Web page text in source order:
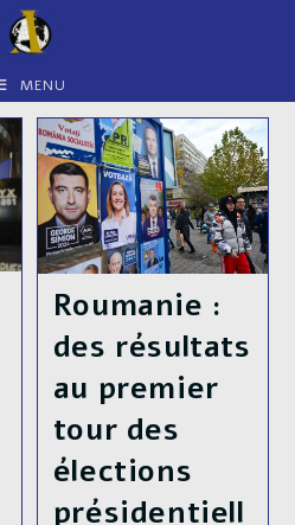
MENU
Roumanie :
des résultats
au premier
tour des
élections
présidentiell